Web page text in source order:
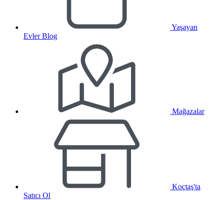
Yaşayan
Evler Blog
Mağazalar
Koçtaş'ta
Satıcı Ol